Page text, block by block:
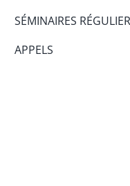
SÉMINAIRES
APPELS